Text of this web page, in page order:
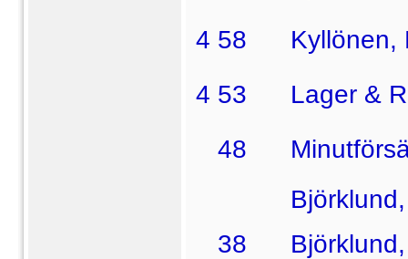
4 58  Kyllönen,
4 53  Lager &
48 
Björklund,
38  Björklund,